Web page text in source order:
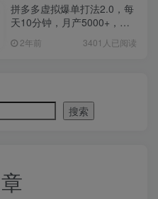
拼多多虚拟爆单打法2.0，每
天10分钟，月产5000+，从0
2年前 3401人已阅读
搜索